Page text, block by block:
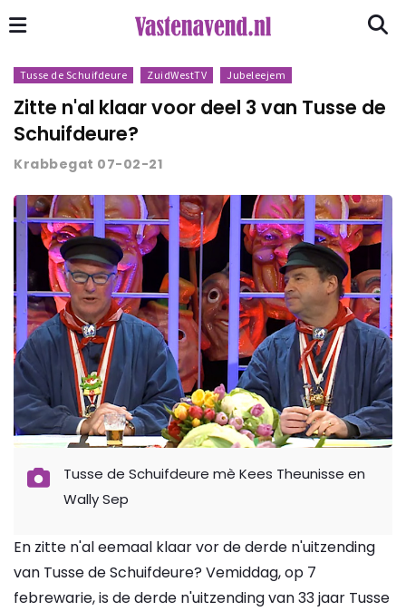
Tusse de Schuifdeure ZuidWestTV Jubeleejem
Zitte n'al klaar voor deel 3 van Tusse de
Schuifdeure?
Krabbegat 07-02-21
Tusse de Schuifdeure mè Kees Theunisse en
Wally Sep
En zitte n'al eemaal klaar vor de derde n'uitzending
van Tusse de Schuifdeure? Vemiddag, op 7
febrewarie, is de derde n'uitzending van 33 jaar Tusse